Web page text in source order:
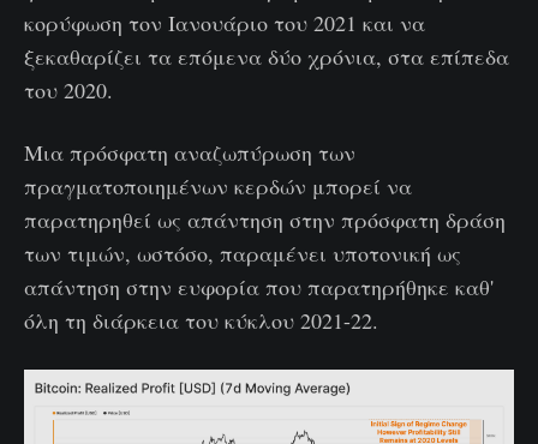
κορύφωση τον Ιανουάριο του 2021 και να
ξεκαθαρίζει τα επόμενα δύο χρόνια, στα επίπεδα
του 2020.
Μια πρόσφατη αναζωπύρωση των
πραγματοποιημένων κερδών μπορεί να
παρατηρηθεί ως απάντηση στην πρόσφατη δράση
των τιμών, ωστόσο, παραμένει υποτονική ως
απάντηση στην ευφορία που παρατηρήθηκε καθ'
όλη τη διάρκεια του κύκλου 2021-22.